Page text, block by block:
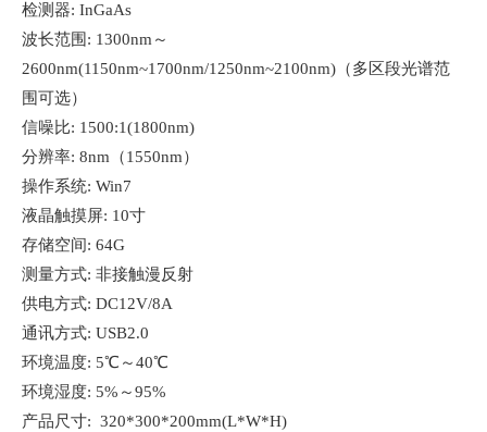
检测器: InGaAs
波长范围: 1300nm～
2600nm(1150nm~1700nm/1250nm~2100nm)（多区段光谱范
围可选）
信噪比: 1500:1(1800nm)
分辨率: 8nm（1550nm）
操作系统: Win7
液晶触摸屏: 10寸
存储空间: 64G
测量方式: 非接触漫反射
供电方式: DC12V/8A
通讯方式: USB2.0
环境温度: 5℃～40℃
环境湿度: 5%～95%
产品尺寸: 320*300*200mm(L*W*H)